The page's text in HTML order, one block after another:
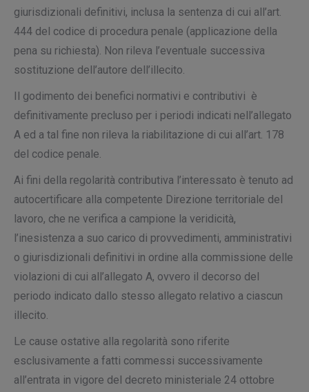
giurisdizionali definitivi, inclusa la sentenza di cui all’art.
444 del codice di procedura penale (applicazione della
pena su richiesta). Non rileva l’eventuale successiva
sostituzione dell’autore dell’illecito.
Il godimento dei benefici normativi e contributivi è
definitivamente precluso per i periodi indicati nell’allegato
A ed a tal fine non rileva la riabilitazione di cui all’art. 178
del codice penale.
Ai fini della regolarità contributiva l’interessato è tenuto ad
autocertificare alla competente Direzione territoriale del
lavoro, che ne verifica a campione la veridicità,
l’inesistenza a suo carico di provvedimenti, amministrativi
o giurisdizionali definitivi in ordine alla commissione delle
violazioni di cui all’allegato A, ovvero il decorso del
periodo indicato dallo stesso allegato relativo a ciascun
illecito.
Le cause ostative alla regolarità sono riferite
esclusivamente a fatti commessi successivamente
all’entrata in vigore del decreto ministeriale 24 ottobre